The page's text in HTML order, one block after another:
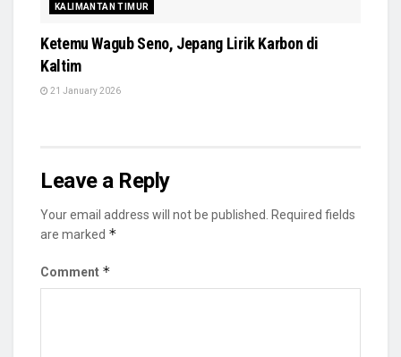
KALIMANTAN TIMUR
Ketemu Wagub Seno, Jepang Lirik Karbon di
Kaltim
21 January 2026
Leave a Reply
Your email address will not be published.
Required fields
are marked *
Comment *